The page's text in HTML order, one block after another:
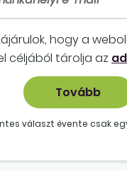
hogy a
céljából tárolja az
választ évente csak